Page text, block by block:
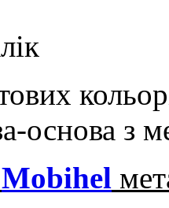
основа з
Mobihel